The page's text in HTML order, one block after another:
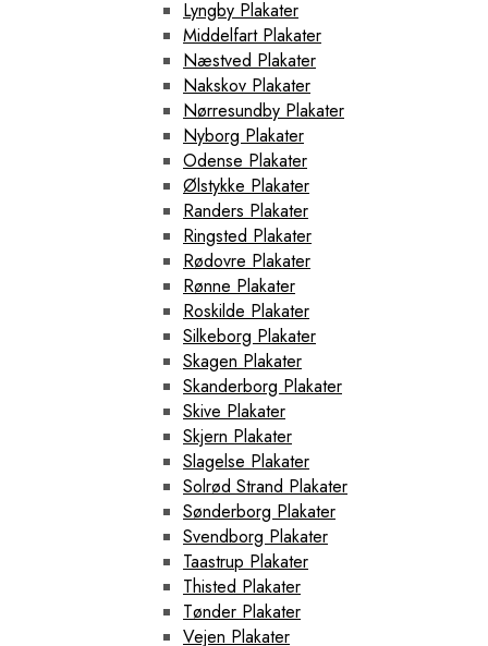
Lyngby Plakater
Middelfart Plakater
Næstved Plakater
Nakskov Plakater
Nørresundby Plakater
Nyborg Plakater
Odense Plakater
Ølstykke Plakater
Randers Plakater
Ringsted Plakater
Rødovre Plakater
Rønne Plakater
Roskilde Plakater
Silkeborg Plakater
Skagen Plakater
Skanderborg Plakater
Skive Plakater
Skjern Plakater
Slagelse Plakater
Solrød Strand Plakater
Sønderborg Plakater
Svendborg Plakater
Taastrup Plakater
Thisted Plakater
Tønder Plakater
Vejen Plakater